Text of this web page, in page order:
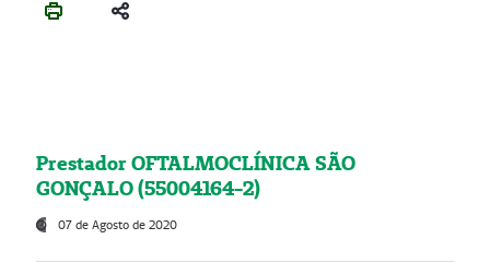
Prestador OFTALMOCLÍNICA SÃO
GONÇALO (55004164-2)
07 de Agosto de 2020